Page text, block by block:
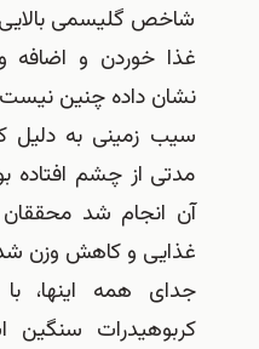
شاخص گلیسمی بالایی
غذا خوردن و اضافه
نشان داده چنین
سیب زمینی به دلیل
مدتی از چشم افتاده
آن انجام شد
غذایی و کاهش وزن
جدای همه اینها،
کربوهیدرات